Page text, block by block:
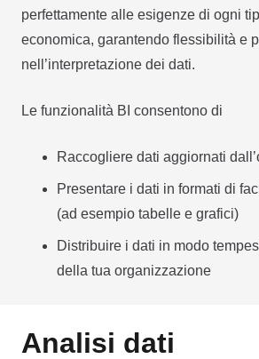
perfettamente alle esigenze di ogni
economica, garantendo flessibilità e
nell’interpretazione dei dati.
Le funzionalità BI consentono di
Raccogliere dati aggiornati
Presentare i dati in formati di
(ad esempio tabelle e grafici)
Distribuire i dati in modo
della tua organizzazione
Analisi dati